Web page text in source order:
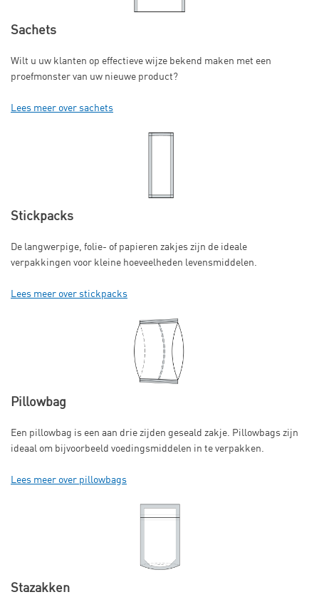
Sachets
Wilt u uw klanten op effectieve wijze bekend maken met een
proefmonster van uw nieuwe product?
Lees meer over sachets
Stickpacks
De langwerpige, folie- of papieren zakjes zijn de ideale
verpakkingen voor kleine hoeveelheden levensmiddelen.
Lees meer over stickpacks
Pillowbag
Een pillowbag is een aan drie zijden geseald zakje. Pillowbags zijn
ideaal om bijvoorbeeld voedingsmiddelen in te verpakken.
Lees meer over pillowbags
Stazakken